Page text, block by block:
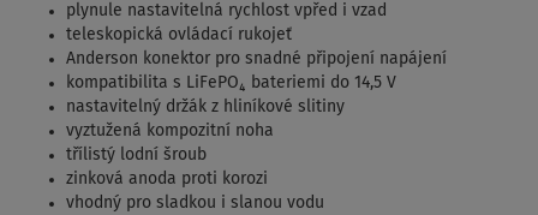
plynule nastavitelná rychlost vpřed i vzad
teleskopická ovládací rukojeť
Anderson konektor pro snadné připojení napájení
kompatibilita s LiFePO₄ bateriemi do 14,5 V
nastavitelný držák z hliníkové slitiny
vyztužená kompozitní noha
třílistý lodní šroub
zinková anoda proti korozi
vhodný pro sladkou i slanou vodu